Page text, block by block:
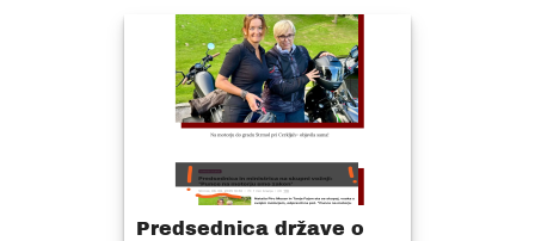
Predsednica države o